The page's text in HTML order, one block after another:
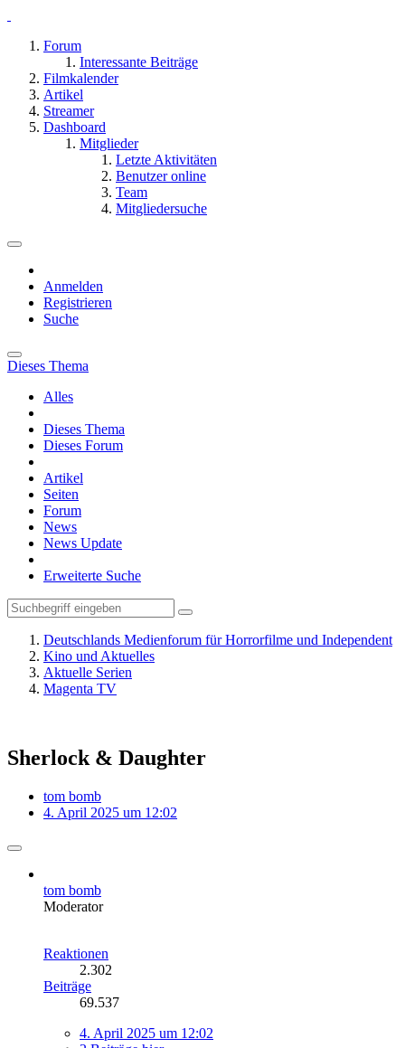
Forum
Interessante Beiträge
Filmkalender
Artikel
Streamer
Dashboard
Mitglieder
Letzte Aktivitäten
Benutzer online
Team
Mitgliedersuche
Anmelden
Registrieren
Suche
Dieses Thema
Alles
Dieses Thema
Dieses Forum
Artikel
Seiten
Forum
News
News Update
Erweiterte Suche
Deutschlands Medienforum für Horrorfilme und Independent
Kino und Aktuelles
Aktuelle Serien
Magenta TV
Sherlock & Daughter
tom bomb
4. April 2025 um 12:02
tom bomb
Moderator
Reaktionen
2.302
Beiträge
69.537
4. April 2025 um 12:02